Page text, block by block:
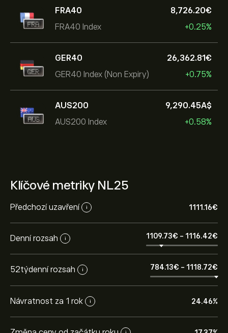
FRA40
FRA40 Index
8,726.20‎€‎
+0.25%
GER40
GER40 Index (Non Expiry)
26,362.81‎€‎
+0.75%
AUS200
AUS200 Index
9,290.45‎A$‎
+0.58%
Klíčové metriky NL25
Předchozí uzavření i 1111.16‎€‎
Denní rozsah i 1109.73‎€‎ - 1116.42‎€‎
52týdenní rozsah i 784.13‎€‎ - 1118.72‎€‎
Návratnost za 1 rok i 24.46%